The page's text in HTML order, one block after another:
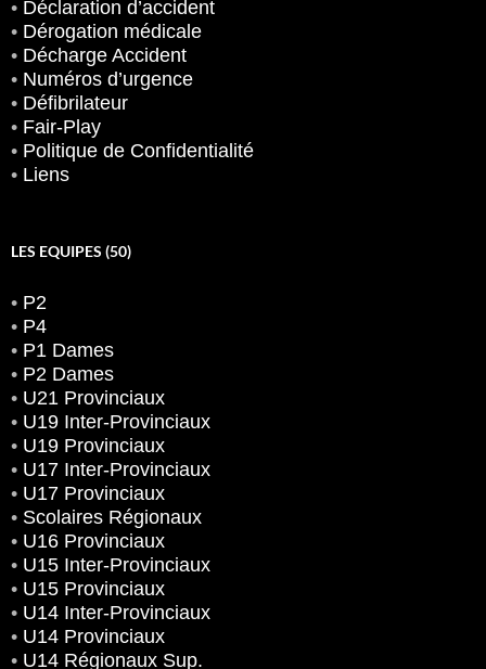
• Déclaration d’accident
• Dérogation médicale
• Décharge Accident
• Numéros d’urgence
• Défibrilateur
• Fair-Play
• Politique de Confidentialité
• Liens
LES EQUIPES (50)
• P2
• P4
• P1 Dames
• P2 Dames
• U21 Provinciaux
• U19 Inter-Provinciaux
• U19 Provinciaux
• U17 Inter-Provinciaux
• U17 Provinciaux
• Scolaires Régionaux
• U16 Provinciaux
• U15 Inter-Provinciaux
• U15 Provinciaux
• U14 Inter-Provinciaux
• U14 Provinciaux
• U14 Régionaux Sup.